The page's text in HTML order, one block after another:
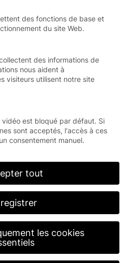
à
EFA-SRT®
à
hygiénique
alimentaire. La porte
est la solution
dans les espaces
les plus strictes en
dans le secteur
EC est la seule porte à
e. V.
des fonctions de base et
du site Web.
des informations de
nous aident à
visiteurs utilisent notre site
est bloqué par défaut. Si
sont acceptés, l'accès à ces
consentement manuel.
tout
les cookies